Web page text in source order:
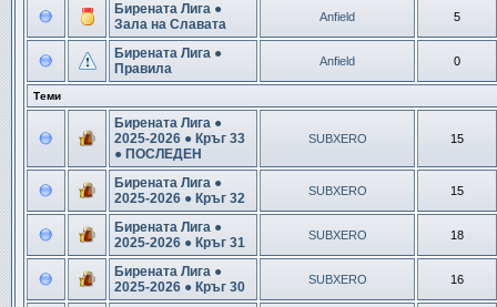
Бирената Лига ●
Зала на Славата
Anfield 5
Бирената Лига ●
Правила
Anfield 0
Теми
Бирената Лига ●
2025-2026 ● Кръг 33
● ПОСЛЕДЕН
SUBXERO 15
Бирената Лига ●
2025-2026 ● Кръг 32
SUBXERO 15
Бирената Лига ●
2025-2026 ● Кръг 31
SUBXERO 18
Бирената Лига ●
2025-2026 ● Кръг 30
SUBXERO 16